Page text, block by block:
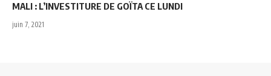
MALI : L’INVESTITURE DE GOÏTA CE LUNDI
juin 7, 2021